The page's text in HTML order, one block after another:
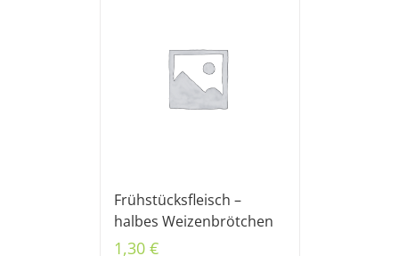
Frühstücksfleisch –
halbes Weizenbrötchen
1,30 €